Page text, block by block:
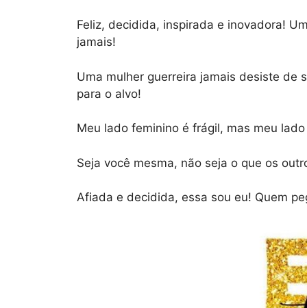
Feliz, decidida, inspirada e inovadora!
jamais!
Uma mulher guerreira jamais desiste de
para o alvo!
Meu lado feminino é frágil, mas meu
Seja você mesma, não seja o que os
Afiada e decidida, essa sou eu! Quem